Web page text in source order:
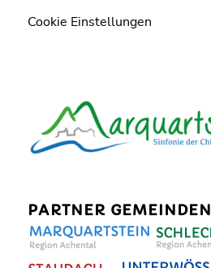
Cookie Einstellungen
PARTNER GEMEINDEN